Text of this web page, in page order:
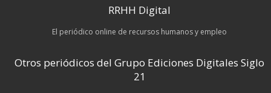
RRHH Digital
El periódico online de recursos humanos y empleo
Otros periódicos del Grupo Ediciones Digitales Siglo
21